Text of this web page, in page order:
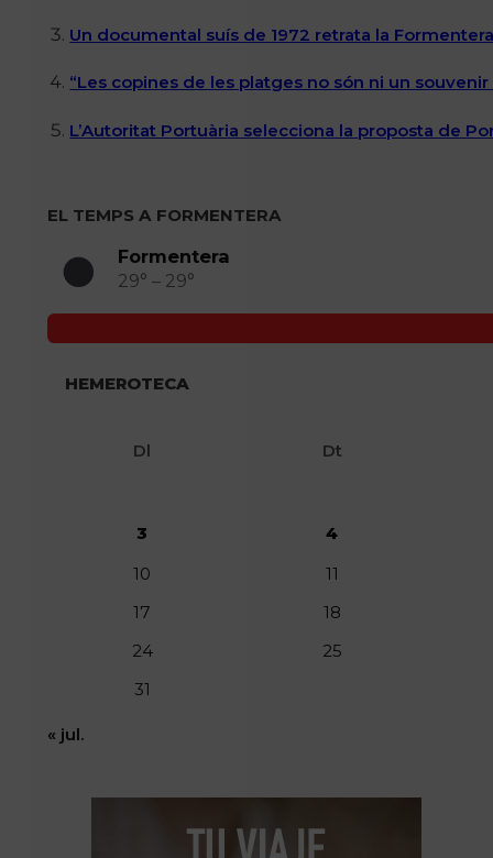
Un documental suís de 1972 retrata la
“Les copines de les platges no són ni un
L’Autoritat Portuària selecciona la proposta de
EL TEMPS A FORMENTERA
Formentera
29° – 29°
HEMEROTECA
Dl Dt
3
4
10
11
17
18
24
25
31
« jul.